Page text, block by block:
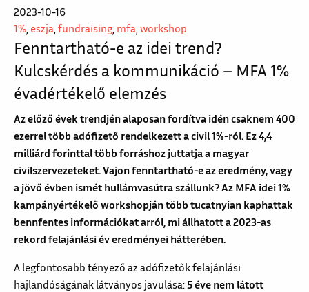
2023-10-16
1%, eszja,fundraising, mfa,workshop
Fenntartható-e az idei trend?
Kulcskérdés a kommunikáció – MFA 1%
évadértékelő elemzés
Az előző évek trendjén alaposan fordítva idén csaknem 400
ezerrel több adófizető rendelkezett a civil 1%-ról. Ez 4,4
milliárd forinttal több forráshoz juttatja a magyar
civilszervezeteket. Vajon fenntartható-e az eredmény, vagy
a jövő évben ismét hullámvasútra szállunk? Az MFA idei 1%
kampányértékelő workshopján több tucatnyian kaphattak
bennfentes információkat arról, mi állhatott a 2023-as
rekord felajánlási év eredményei hátterében.
A legfontosabb tényező az adófizetők felajánlási
hajlandóságának látványos javulása:5 éve nem látott